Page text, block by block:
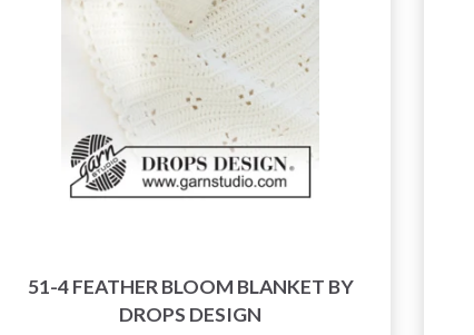
51-4 FEATHER BLOOM BLANKET BY
DROPS DESIGN